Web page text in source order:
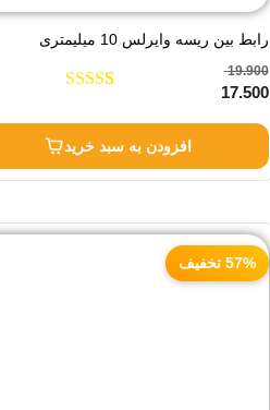
رابط بین ریسه وایرلس 10 میلیمتری
19.900
17.500
5 امتیاز
مشتری
افزودن به سبد خرید
57% تخفیف